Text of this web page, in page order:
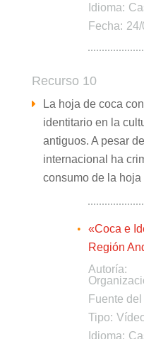
Idioma:
Fecha:
Recurso 10
La hoja de coca
identitario en la
antiguos. A pesar
internacional ha
consumo de la hoja
«Coca e
Región
Autoría:
Fuente
Tipo:
Idioma: